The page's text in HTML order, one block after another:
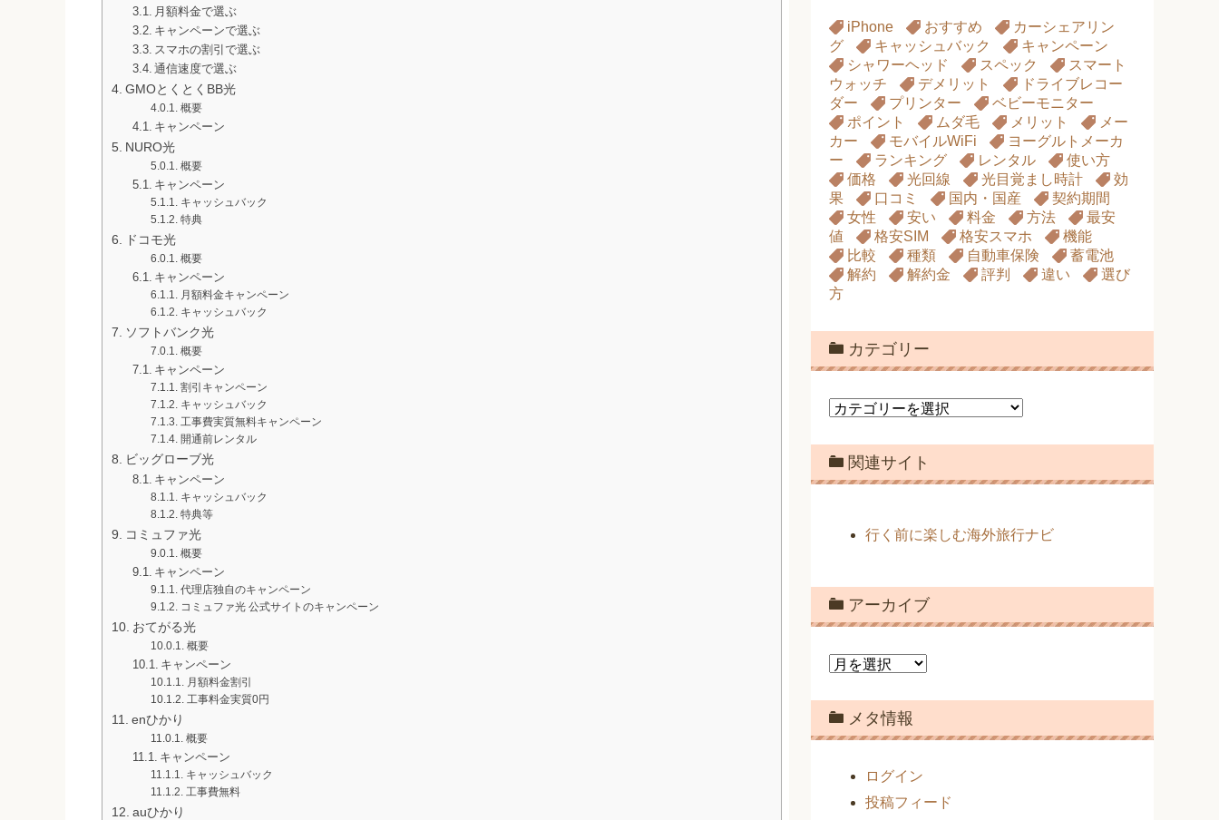
月額料金で選ぶ
キャンペーンで選ぶ
スマホの割引で選ぶ
通信速度で選ぶ
GMOとくとくBB光
概要
キャンペーン
NURO光
概要
キャンペーン
キャッシュバック
特典
ドコモ光
概要
キャンペーン
月額料金キャンペーン
キャッシュバック
ソフトバンク光
概要
キャンペーン
割引キャンペーン
キャッシュバック
工事費実質無料キャンペーン
開通前レンタル
ビッグローブ光
キャンペーン
キャッシュバック
特典等
コミュファ光
概要
キャンペーン
代理店独自のキャンペーン
コミュファ光 公式サイトのキャンペーン
おてがる光
概要
キャンペーン
月額料金割引
工事料金実質0円
enひかり
概要
キャンペーン
キャッシュバック
工事費無料
auひかり
iPhone おすすめ
カーシェアリン
グ
キャッシュバック
キャンペーン
シャワーヘッド
スペック
スマート
ウォッチ
デメリット
ドライブレコー
ダー
プリンター
ベビーモニター
ポイント
ムダ毛 メリット
メー
カー
モバイルWiFi
ヨーグルトメーカ
ー
ランキング レンタル
使い方
価格
光回線 光目覚まし時計
効
果
口コミ 国内・国産
契約期間
女性
安い 料金 方法
最安
値
格安SIM 格安スマホ
機能
比較
種類 自動車保険
蓄電池
解約
解約金 評判 違い
選び
方
カテゴリー
カ
ゴ
リ
ー
関連サイト
行く前に楽しむ海外旅行ナビ
アーカイブ
ア
カ
イ
ブ
メタ情報
ログイン
投稿フィード